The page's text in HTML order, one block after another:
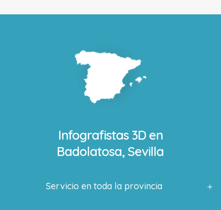
Infografistas 3D en
Badolatosa, Sevilla
Servicio en toda la provincia